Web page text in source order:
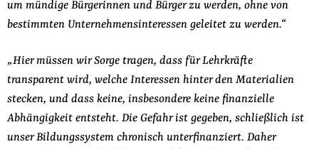
um mündige Bürgerinnen und Bürger zu werden, ohne von
bestimmten Unternehmensinteressen geleitet zu werden.“
„Hier müssen wir Sorge tragen, dass für Lehrkräfte
transparent wird, welche Interessen hinter den Materialien
stecken, und dass keine, insbesondere keine finanzielle
Abhängigkeit entsteht. Die Gefahr ist gegeben, schließlich ist
unser Bildungssystem chronisch unterfinanziert. Daher